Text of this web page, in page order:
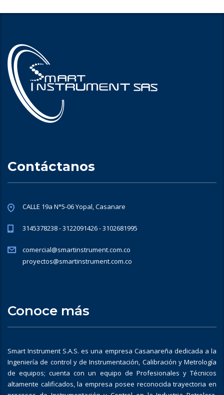
Contáctanos
CALLE 19a N°5-06 Yopal, Casanare
3145378238 - 3122091426 - 3102681995
comercial@smartinstrument.com.co
proyectos@smartinstrument.com.co
Conoce más
Smart Instrument S.A.S. es una empresa Casanareña dedicada a la
Ingeniería de control y de Instrumentación, Calibración y Metrología
de equipos; cuenta con un equipo de Profesionales y Técnicos
altamente calificados, la empresa posee reconocida trayectoria en